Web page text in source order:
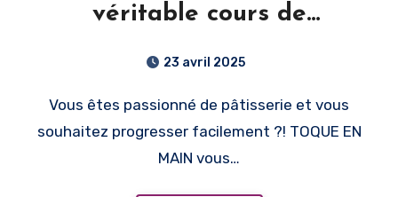
véritable cours de
23 avril 2025
Vous êtes passionné de pâtisserie et vous
souhaitez progresser facilement ?! TOQUE EN
MAIN vous…